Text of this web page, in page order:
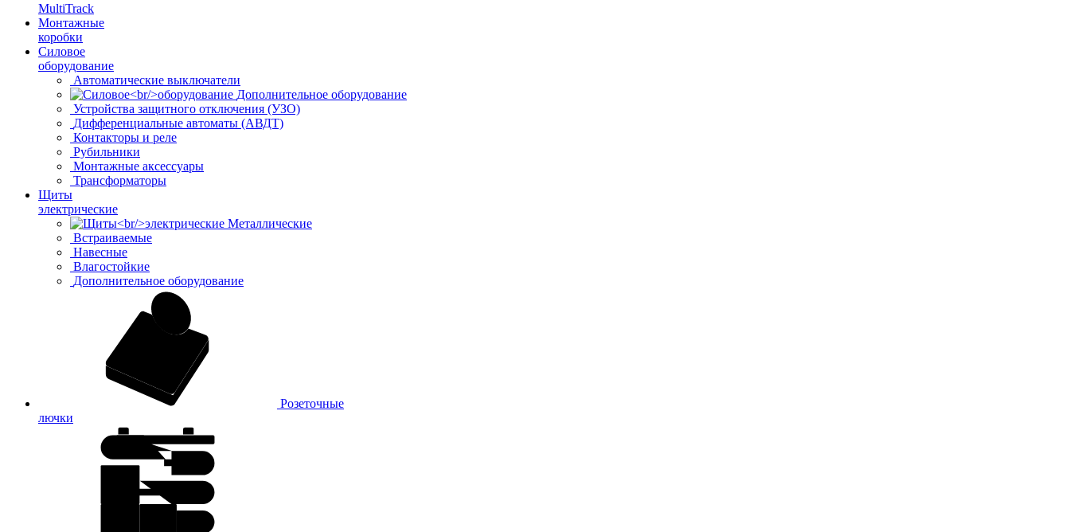
MultiTrack
Монтажные
коробки
Силовое
оборудование
Автоматические выключатели
Дополнительное оборудование
Устройства защитного отключения (УЗО)
Дифференциальные автоматы (АВДТ)
Контакторы и реле
Рубильники
Монтажные аксессуары
Трансформаторы
Щиты
электрические
Металлические
Встраиваемые
Навесные
Влагостойкие
Дополнительное оборудование
Розеточные
лючки